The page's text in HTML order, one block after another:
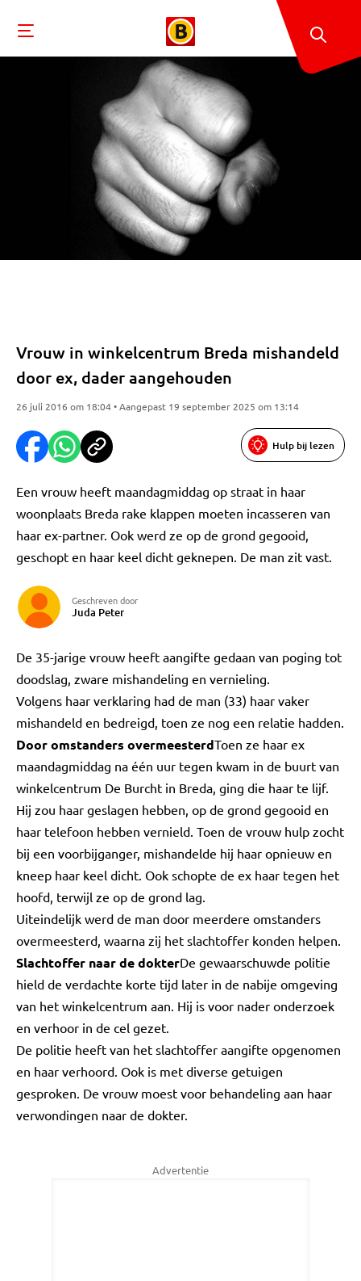
Vrouw in winkelcentrum Breda mishandeld
door ex, dader aangehouden
26 juli 2016 om 18:04 • Aangepast 19 september 2025 om 13:14
Hulp bij lezen
Een vrouw heeft maandagmiddag op straat in haar
woonplaats Breda rake klappen moeten incasseren van
haar ex-partner. Ook werd ze op de grond gegooid,
geschopt en haar keel dicht geknepen. De man zit vast.
Geschreven door
Juda Peter
De 35-jarige vrouw heeft aangifte gedaan van poging tot
doodslag, zware mishandeling en vernieling.
Volgens haar verklaring had de man (33) haar vaker
mishandeld en bedreigd, toen ze nog een relatie hadden.
Door omstanders overmeesterdToen ze haar ex
maandagmiddag na één uur tegen kwam in de buurt van
winkelcentrum De Burcht in Breda, ging die haar te lijf.
Hij zou haar geslagen hebben, op de grond gegooid en
haar telefoon hebben vernield. Toen de vrouw hulp zocht
bij een voorbijganger, mishandelde hij haar opnieuw en
kneep haar keel dicht. Ook schopte de ex haar tegen het
hoofd, terwijl ze op de grond lag.
Uiteindelijk werd de man door meerdere omstanders
overmeesterd, waarna zij het slachtoffer konden helpen.
Slachtoffer naar de dokterDe gewaarschuwde politie
hield de verdachte korte tijd later in de nabije omgeving
van het winkelcentrum aan. Hij is voor nader onderzoek
en verhoor in de cel gezet.
De politie heeft van het slachtoffer aangifte opgenomen
en haar verhoord. Ook is met diverse getuigen
gesproken. De vrouw moest voor behandeling aan haar
verwondingen naar de dokter.
Advertentie